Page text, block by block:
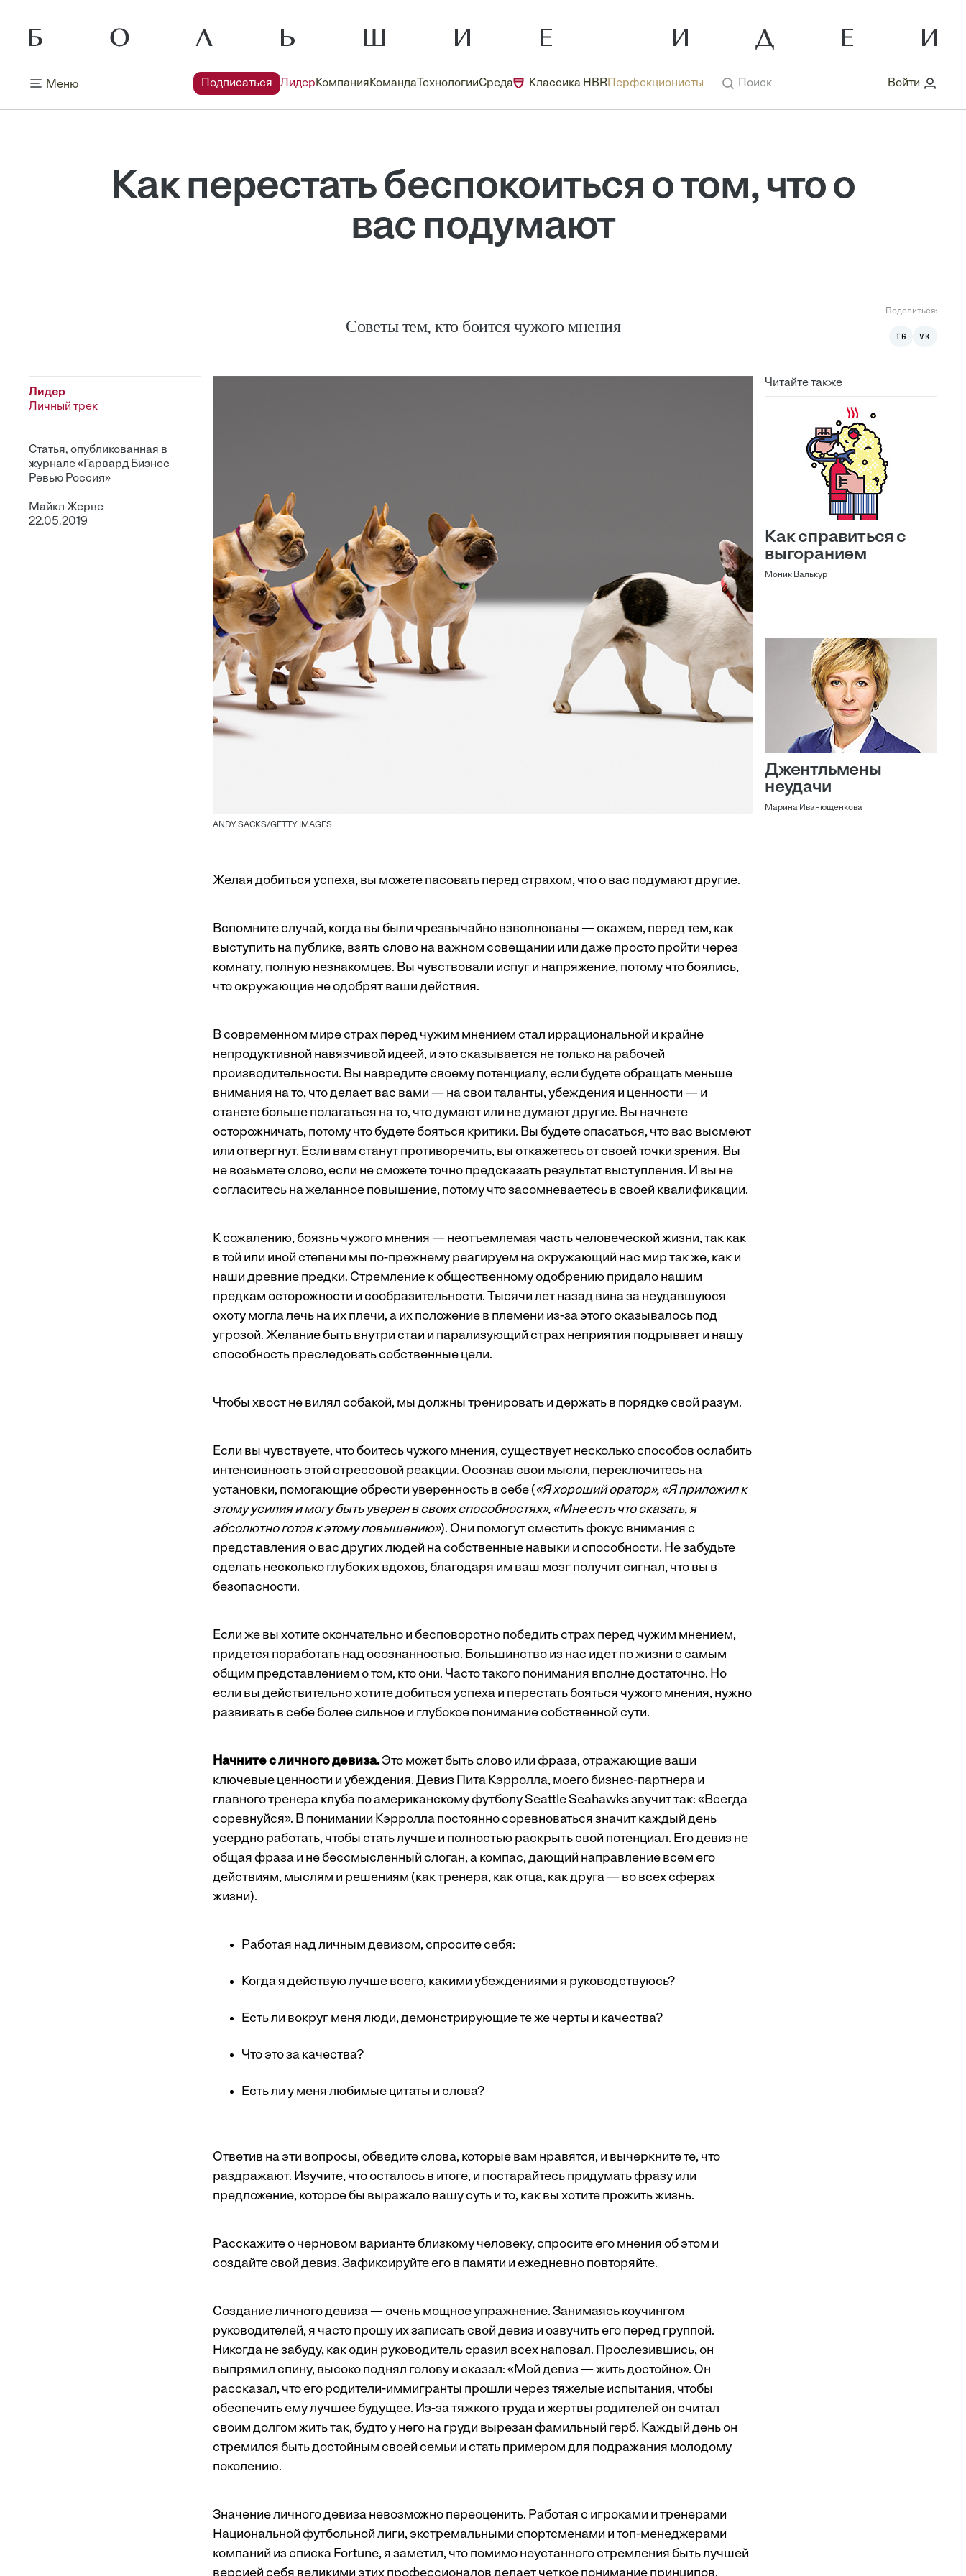
Меню Подписаться ЛидерКомпанияКоманда ТехнологииСреда Классика HBR Перфекционисты Поиск Войти
Как перестать беспокоиться о том, что о
вас подумают
Советы тем, кто боится чужого мнения
Поделиться:
TG VK
Лидер
Личный трек
Статья, опубликованная в
журнале «Гарвард Бизнес
Ревью Россия»
Майкл Жерве
22.05.2019
ANDY SACKS/GETTY IMAGES
Читайте также
Как справиться с
выгоранием
Моник Валькур
Джентльмены
неудачи
Марина Иванющенкова
Желая добиться успеха, вы можете пасовать перед страхом, что о вас подумают другие.
Вспомните случай, когда вы были чрезвычайно взволнованы — скажем, перед тем, как
выступить на публике, взять слово на важном совещании или даже просто пройти через
комнату, полную незнакомцев. Вы чувствовали испуг и напряжение, потому что боялись,
что окружающие не одобрят ваши действия.
В современном мире страх перед чужим мнением стал иррациональной и крайне
непродуктивной навязчивой идеей, и это сказывается не только на рабочей
производительности. Вы навредите своему потенциалу, если будете обращать меньше
внимания на то, что делает вас вами — на свои таланты, убеждения и ценности — и
станете больше полагаться на то, что думают или не думают другие. Вы начнете
осторожничать, потому что будете бояться критики. Вы будете опасаться, что вас высмеют
или отвергнут. Если вам станут противоречить, вы откажетесь от своей точки зрения. Вы
не возьмете слово, если не сможете точно предсказать результат выступления. И вы не
согласитесь на желанное повышение, потому что засомневаетесь в своей квалификации.
К сожалению, боязнь чужого мнения — неотъемлемая часть человеческой жизни, так как
в той или иной степени мы по-прежнему реагируем на окружающий нас мир так же, как и
наши древние предки. Стремление к общественному одобрению придало нашим
предкам осторожности и сообразительности. Тысячи лет назад вина за неудавшуюся
охоту могла лечь на их плечи, а их положение в племени из-за этого оказывалось под
угрозой. Желание быть внутри стаи и парализующий страх неприятия подрывает и нашу
способность преследовать собственные цели.
Чтобы хвост не вилял собакой, мы должны тренировать и держать в порядке свой разум.
Если вы чувствуете, что боитесь чужого мнения, существует несколько способов ослабить
интенсивность этой стрессовой реакции. Осознав свои мысли, переключитесь на
установки, помогающие обрести уверенность в себе («Я хороший оратор», «Я приложил к
этому усилия и могу быть уверен в своих способностях», «Мне есть что сказать, я
абсолютно готов к этому повышению»). Они помогут сместить фокус внимания с
представления о вас других людей на собственные навыки и способности. Не забудьте
сделать несколько глубоких вдохов, благодаря им ваш мозг получит сигнал, что вы в
безопасности.
Если же вы хотите окончательно и бесповоротно победить страх перед чужим мнением,
придется поработать над осознанностью. Большинство из нас идет по жизни с самым
общим представлением о том, кто они. Часто такого понимания вполне достаточно. Но
если вы действительно хотите добиться успеха и перестать бояться чужого мнения, нужно
развивать в себе более сильное и глубокое понимание собственной сути.
Начните с личного девиза.Это может быть слово или фраза, отражающие ваши
ключевые ценности и убеждения. Девиз Пита Кэрролла, моего бизнес-партнера и
главного тренера клуба по американскому футболу Seattle Seahawks звучит так: «Всегда
соревнуйся». В понимании Кэрролла постоянно соревноваться значит каждый день
усердно работать, чтобы стать лучше и полностью раскрыть свой потенциал. Его девиз не
общая фраза и не бессмысленный слоган, а компас, дающий направление всем его
действиям, мыслям и решениям (как тренера, как отца, как друга — во всех сферах
жизни).
Работая над личным девизом, спросите себя:
Когда я действую лучше всего, какими убеждениями я руководствуюсь?
Есть ли вокруг меня люди, демонстрирующие те же черты и качества?
Что это за качества?
Есть ли у меня любимые цитаты и слова?
Ответив на эти вопросы, обведите слова, которые вам нравятся, и вычеркните те, что
раздражают. Изучите, что осталось в итоге, и постарайтесь придумать фразу или
предложение, которое бы выражало вашу суть и то, как вы хотите прожить жизнь.
Расскажите о черновом варианте близкому человеку, спросите его мнения об этом и
создайте свой девиз. Зафиксируйте его в памяти и ежедневно повторяйте.
Создание личного девиза — очень мощное упражнение. Занимаясь коучингом
руководителей, я часто прошу их записать свой девиз и озвучить его перед группой.
Никогда не забуду, как один руководитель сразил всех наповал. Прослезившись, он
выпрямил спину, высоко поднял голову и сказал: «Мой девиз — жить достойно». Он
рассказал, что его родители-иммигранты прошли через тяжелые испытания, чтобы
обеспечить ему лучшее будущее. Из-за тяжкого труда и жертвы родителей он считал
своим долгом жить так, будто у него на груди вырезан фамильный герб. Каждый день он
стремился быть достойным своей семьи и стать примером для подражания молодому
поколению.
Значение личного девиза невозможно переоценить. Работая с игроками и тренерами
Национальной футбольной лиги, экстремальными спортсменами и топ-менеджерами
компаний из списка Fortune, я заметил, что помимо неустанного стремления быть лучшей